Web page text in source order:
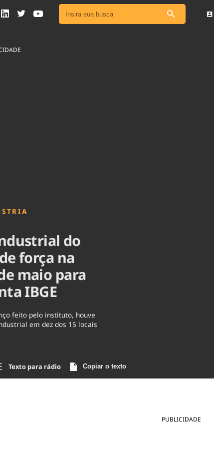
Ver todas as notícias
Brasil
Cinema
do
força na
maio para
IBGE
feito pelo instituto, houve
em dez dos 15 locais
Texto para rádio Copiar o texto
PUBLICIDADE